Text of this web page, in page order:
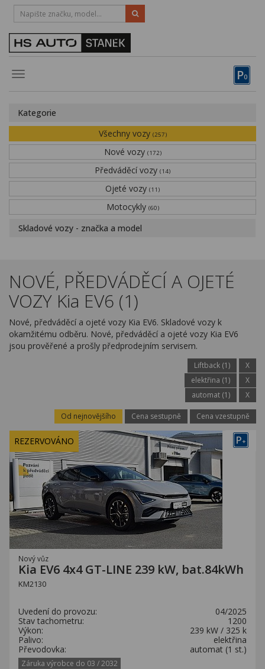
P0
Toggle
HOTLINE:
STRAKONICE-383 335 366
Obytné vozy
Financování
Novinky
Kontakty
Kategorie
Všechny vozy (257)
Nové vozy (172)
Předváděcí vozy (14)
Ojeté vozy (11)
Motocykly (60)
Skladové vozy - značka a model
NOVÉ, PŘEDVÁDĚCÍ A OJETÉ
VOZY Kia EV6 (1)
Nové, předváděcí a ojeté vozy Kia EV6. Skladové vozy k
okamžitému odběru. Nové, předváděcí a ojeté vozy Kia EV6
jsou prověřené a prošly předprodejním servisem.
Liftback (1)
X
elektřina (1)
X
automat (1)
X
Od nejnovějšího Cena sestupně Cena vzestupně
P+
REZERVOVÁNO
Nový vůz
Kia EV6 4x4 GT-LINE 239 kW, bat.84kWh
KM2130
Uvedení do provozu:
04/2025
Stav tachometru:
1200
Výkon:
239 kW / 325 k
Palivo:
elektřina
Převodovka:
automat (1 st.)
Záruka výrobce do 03 / 2032